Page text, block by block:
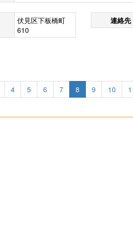
伏見区下板橋町
610
連絡先
4 5 6 7 8 9 10